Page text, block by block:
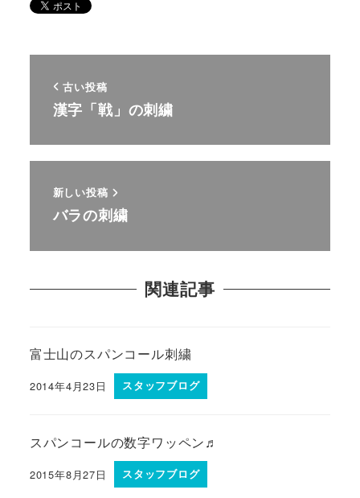
古い投稿
漢字「戦」の刺繍
新しい投稿
バラの刺繍
関連記事
富士山のスパンコール刺繍
2014年4月23日 スタッフブログ
スパンコールの数字ワッペン♬
2015年8月27日 スタッフブログ